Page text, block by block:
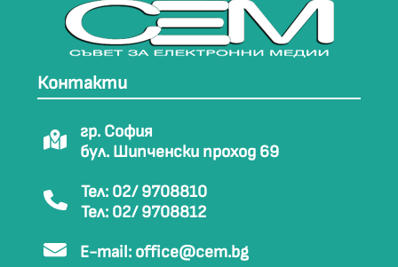
Контакти
гр. София
бул. Шипченски проход 69
Тел: 02/ 9708810
Тел: 02/ 9708812
E-mail: office@cem.bg